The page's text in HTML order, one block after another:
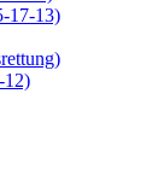
17-13)
12)